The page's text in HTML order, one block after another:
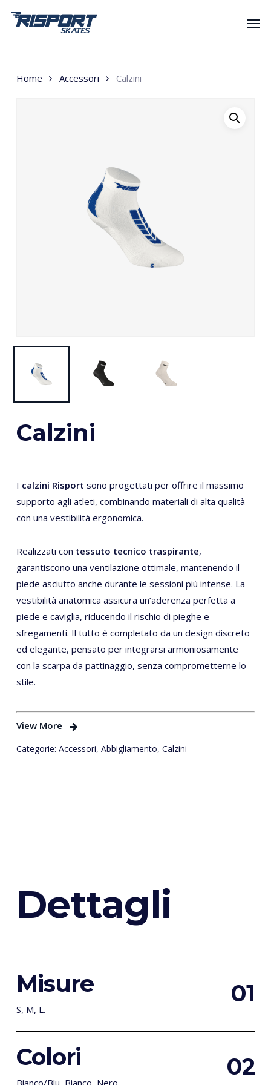
Home Accessori Calzini
Calzini
I calzini Risport sono progettati per offrire il massimo
supporto agli atleti, combinando materiali di alta qualità
con una vestibilità ergonomica.
Realizzati con tessuto tecnico traspirante,
garantiscono una ventilazione ottimale, mantenendo il
piede asciutto anche durante le sessioni più intense. La
vestibilità anatomica assicura un’aderenza perfetta a
piede e caviglia, riducendo il rischio di pieghe e
sfregamenti. Il tutto è completato da un design discreto
ed elegante, pensato per integrarsi armoniosamente
con la scarpa da pattinaggio, senza comprometterne lo
stile.
View More
Categorie: Accessori, Abbigliamento, Calzini
Dettagli
Misure
S, M, L.
01
Colori
Bianco/Blu, Bianco, Nero.
02